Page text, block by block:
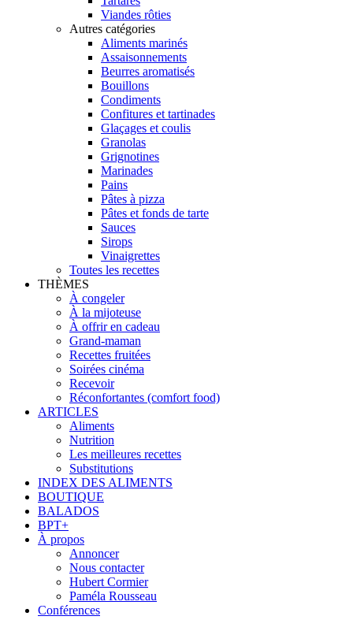
Viandes rôties
Autres catégories
Aliments marinés
Assaisonnements
Beurres aromatisés
Bouillons
Condiments
Confitures et tartinades
Glaçages et coulis
Granolas
Grignotines
Marinades
Pains
Pâtes à pizza
Pâtes et fonds de tarte
Sauces
Sirops
Vinaigrettes
Toutes les recettes
THÈMES
À congeler
À la mijoteuse
À offrir en cadeau
Grand-maman
Recettes fruitées
Soirées cinéma
Recevoir
Réconfortantes (comfort food)
ARTICLES
Aliments
Nutrition
Les meilleures recettes
Substitutions
INDEX DES ALIMENTS
BOUTIQUE
BALADOS
BPT+
À propos
Annoncer
Nous contacter
Hubert Cormier
Paméla Rousseau
Conférences